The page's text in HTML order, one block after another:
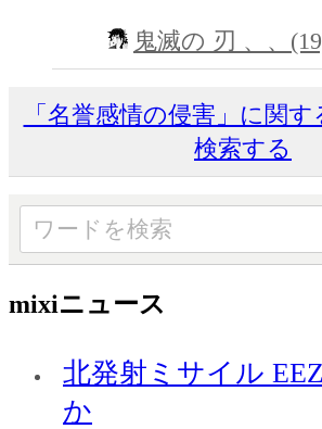
鬼滅の 刃 、、
「名誉感情の侵害」に関
検索する
mixiニュース
北発射ミサイル
か